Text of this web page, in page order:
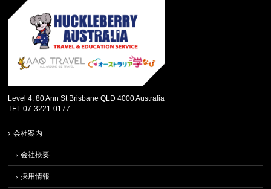
Level 4, 80 Ann St Brisbane QLD 4000 Australia
TEL 07-3221-0177
会社案内
会社概要
採用情報